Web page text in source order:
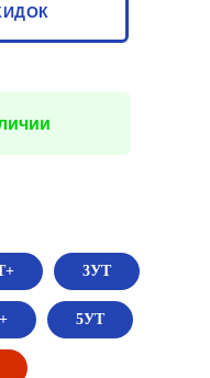
3УТ
5УТ